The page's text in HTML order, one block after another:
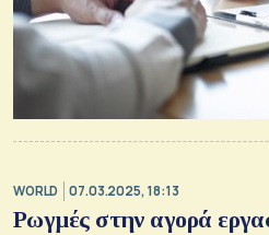
WORLD 07.03.2025, 18:13
Ρωγμές στην αγορά